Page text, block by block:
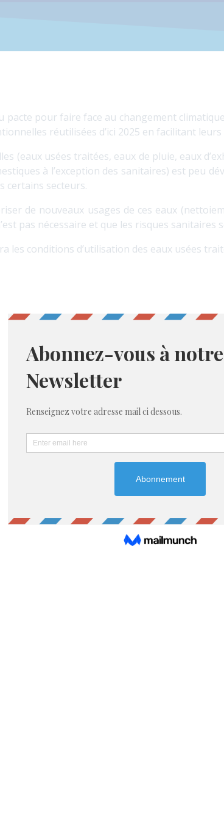
pacte pour faire face au changement
réutilisées d’ici 2025 en facilitant leurs
(eaux usées traitées, eaux de pluie, eaux
à l’exception des sanitaires) est peu
certains secteurs.
de nouveaux usages de ces eaux
pas nécessaire et que les risques sanitaires
les conditions d’utilisation des eaux usées